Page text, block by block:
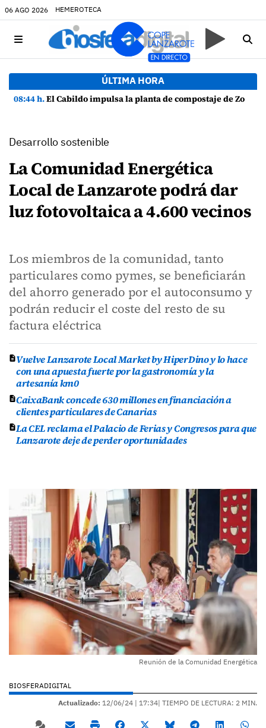
06 AGO 2026 HEMEROTECA
ÚLTIMA HORA
08:44 h.El Cabildo impulsa la planta de compostaje de Zonzamas para tratar 4.375 toneladas de biorresiduos
Desarrollo sostenible
La Comunidad Energética
Local de Lanzarote podrá dar
luz fotovoltaica a 4.600 vecinos
Los miembros de la comunidad, tanto
particulares como pymes, se beneficiarán
del ahorro generado por el autoconsumo y
podrán reducir el coste del resto de su
factura eléctrica
Vuelve Lanzarote Local Market by HiperDino y lo hace
con una apuesta fuerte por la gastronomía y la
artesanía km0
CaixaBank concede 630 millones en financiación a
clientes particulares de Canarias
La CEL reclama el Palacio de Ferias y Congresos para que
Lanzarote deje de perder oportunidades
Reunión de la Comunidad Energética
BIOSFERADIGITAL
Actualizado: 12/06/24 | 17:34| TIEMPO DE LECTURA: 2 MIN.